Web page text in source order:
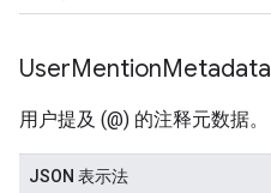
UserMentionMetadata
用户提及 (@) 的注释元数据。
JSON 表示法